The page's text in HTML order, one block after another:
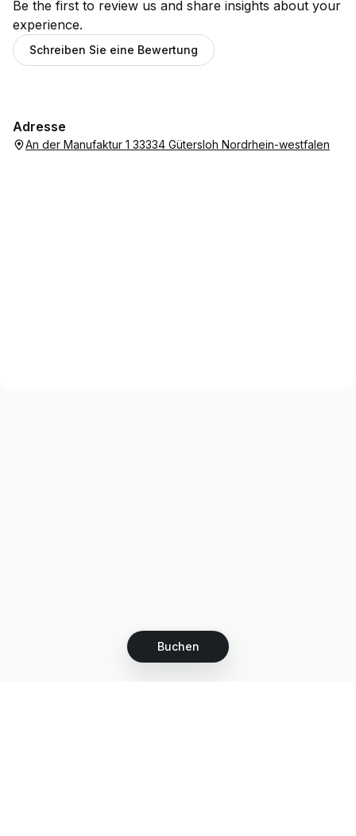
Buchen
Be the first to review us and share insights about your
experience.
Schreiben Sie eine Bewertung
Adresse
An der Manufaktur 1 33334 Gütersloh Nordrhein-westfalen